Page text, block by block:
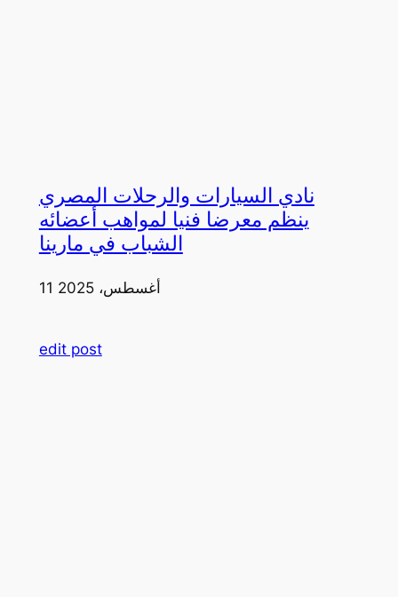
نادي السيارات والرحلات المصري
ينظم معرضا فنيا لمواهب أعضائه
الشباب في مارينا
11 أغسطس، 2025
edit post